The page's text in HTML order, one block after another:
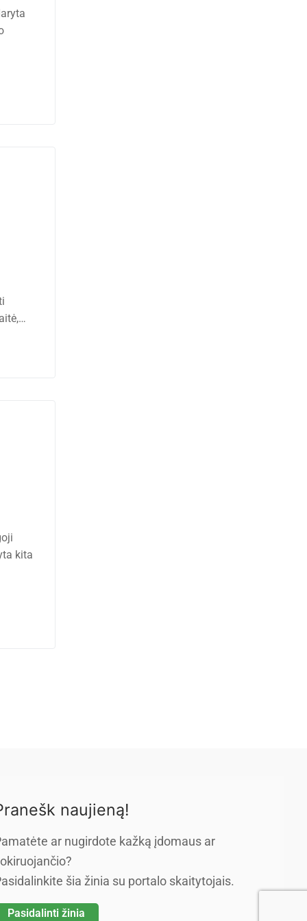
kita
naujieną!
ar nugirdote kažką įdomaus ar
šia žinia su portalo skaitytojais.
Pasidalinti žinia